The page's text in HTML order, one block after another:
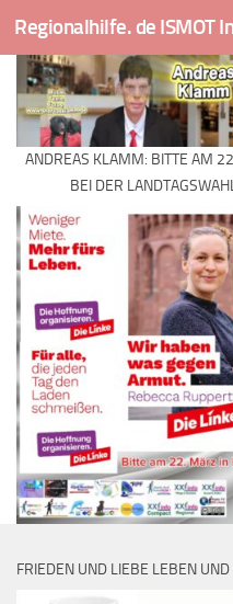
Skip to content
ANDREAS KLAMM: BITTE AM
BEI DER
FRIEDEN UND LIEBE LEBEN